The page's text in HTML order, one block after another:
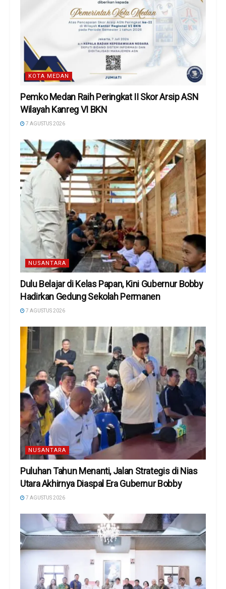
KOTA MEDAN
Pemko Medan Raih Peringkat II Skor Arsip ASN
Wilayah Kanreg VI BKN
7 AGUSTUS 2026
NUSANTARA
Dulu Belajar di Kelas Papan, Kini Gubernur Bobby
Hadirkan Gedung Sekolah Permanen
7 AGUSTUS 2026
NUSANTARA
Puluhan Tahun Menanti, Jalan Strategis di Nias
Utara Akhirnya Diaspal Era Gubernur Bobby
7 AGUSTUS 2026